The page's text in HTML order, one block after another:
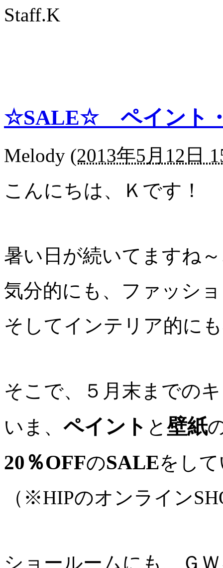
Staff.K
☆SALE☆ ペイント
Melody (2013年5月12日
こんにちは、Ｋです！
暑い日が続いてますね
気分的にも、ファッシ
そしてインテリア的に
そこで、５月末までの
いま、 ペイント と 壁紙
20％OFFのSALEをし
（※HIPのオンライン
ショールームにも、Ｇ